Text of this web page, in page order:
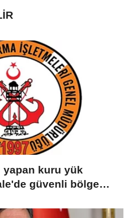
yapan kuru yük
güvenli bölgeye